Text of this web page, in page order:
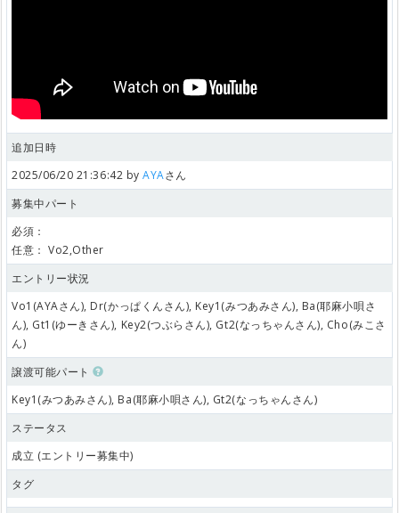
追加日時
2025/06/20 21:36:42 byAYAさん
募集中パート
必須：
任意： Vo2,Other
エントリー状況
Vo1(AYAさん), Dr(かっぱくんさん), Key1(みつあみさん), Ba(耶麻小唄さ
ん), Gt1(ゆーきさん), Key2(つぶらさん), Gt2(なっちゃんさん), Cho(みこさ
ん)
譲渡可能パート
Key1(みつあみさん), Ba(耶麻小唄さん), Gt2(なっちゃんさん)
ステータス
成立 (エントリー募集中)
タグ